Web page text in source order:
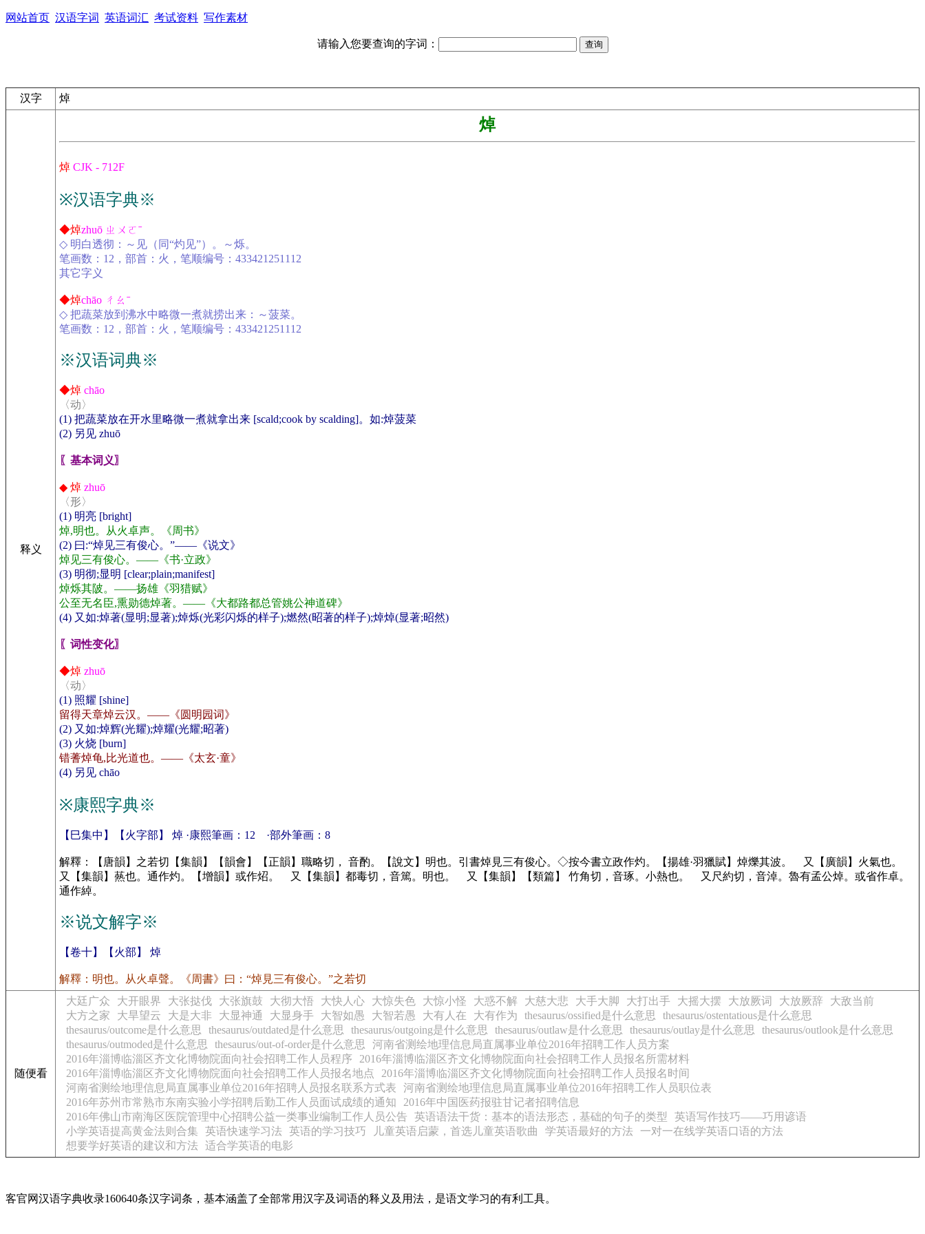
网站首页 汉语字词 英语词汇 考试资料 写作素材
请输入您要查询的字词：
汉字 焯
释义
焯
焯 CJK - 712F
※汉语字典※
◆焯zhuō ㄓㄨㄛˉ
◇ 明白透彻：～见（同“灼见”）。～烁。
笔画数：12，部首：火，笔顺编号：433421251112
其它字义
◆焯chāo ㄔㄠˉ
◇ 把蔬菜放到沸水中略微一煮就捞出来：～菠菜。
笔画数：12，部首：火，笔顺编号：433421251112
※汉语词典※
◆焯 chāo
〈动〉
(1) 把蔬菜放在开水里略微一煮就拿出来 [scald;cook by scalding]。如:焯菠菜
(2) 另见 zhuō
〖基本词义〗
◆ 焯 zhuō
〈形〉
(1) 明亮 [bright]
焯,明也。从火卓声。《周书》
(2) 曰:“焯见三有俊心。”——《说文》
焯见三有俊心。——《书·立政》
(3) 明彻;显明 [clear;plain;manifest]
焯烁其陂。——扬雄《羽猎赋》
公至无名臣,熏勋德焯著。——《大都路都总管姚公神道碑》
(4) 又如:焯著(显明;显著);焯烁(光彩闪烁的样子);燃然(昭著的样子);焯焯(显著;昭然)
〖词性变化〗
◆焯 zhuō
〈动〉
(1) 照耀 [shine]
留得天章焯云汉。——《圆明园词》
(2) 又如:焯辉(光耀);焯耀(光耀;昭著)
(3) 火烧 [burn]
错蓍焯龟,比光道也。——《太玄·童》
(4) 另见 chāo
※康熙字典※
【巳集中】【火字部】 焯 ·康熙筆画：12 ·部外筆画：8
解釋：【唐韻】之若切【集韻】【韻會】【正韻】職略切， 音酌。【說文】明也。引書焯見三有俊心。◇按今書立政作灼。【揚雄·羽獵賦】焯爍其波。 又【廣韻】火氣也。
又【集韻】爇也。通作灼。【增韻】或作炤。 又【集韻】都毒切，音篤。明也。 又【集韻】【類篇】 竹角切，音琢。小熱也。 又尺約切，音淖。魯有孟公焯。或省作卓。
通作綽。
※说文解字※
【卷十】【火部】 焯
解釋：明也。从火卓聲。《周書》曰：“焯見三有俊心。”之若切
随便看
大廷广众 大开眼界 大张挞伐 大张旗鼓 大彻大悟 大快人心 大惊失色 大惊小怪 大惑不解 大慈大悲 大手大脚 大打出手 大摇大摆 大放厥词 大放厥辞
大敌当前
大方之家
大旱望云 大是大非 大显神通 大显身手 大智如愚 大智若愚 大有人在 大有作为 thesaurus/ossified是什么意思
thesaurus/ostentatious是什么意思
thesaurus/outcome是什么意思
thesaurus/outdated是什么意思 thesaurus/outgoing是什么意思 thesaurus/outlaw是什么意思 thesaurus/outlay是什么意思
thesaurus/outlook是什么意思
thesaurus/outmoded是什么意思
thesaurus/out-of-order是什么意思
河南省测绘地理信息局直属事业单位2016年招聘工作人员方案
2016年淄博临淄区齐文化博物院面向社会招聘工作人员程序
2016年淄博临淄区齐文化博物院面向社会招聘工作人员报名所需材料
2016年淄博临淄区齐文化博物院面向社会招聘工作人员报名地点
2016年淄博临淄区齐文化博物院面向社会招聘工作人员报名时间
河南省测绘地理信息局直属事业单位2016年招聘人员报名联系方式表
河南省测绘地理信息局直属事业单位2016年招聘工作人员职位表
2016年苏州市常熟市东南实验小学招聘后勤工作人员面试成绩的通知
2016年中国医药报驻甘记者招聘信息
2016年佛山市南海区医院管理中心招聘公益一类事业编制工作人员公告
英语语法干货：基本的语法形态，基础的句子的类型
英语写作技巧——巧用谚语
小学英语提高黄金法则合集
英语快速学习法 英语的学习技巧 儿童英语启蒙，首选儿童英语歌曲 学英语最好的方法
一对一在线学英语口语的方法
想要学好英语的建议和方法 适合学英语的电影
客官网汉语字典收录160640条汉字词条，基本涵盖了全部常用汉字及词语的释义及用法，是语文学习的有利工具。